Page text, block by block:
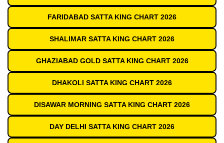
FARIDABAD SATTA KING CHART 2026
SHALIMAR SATTA KING CHART 2026
GHAZIABAD GOLD SATTA KING CHART 2026
DHAKOLI SATTA KING CHART 2026
DISAWAR MORNING SATTA KING CHART 2026
DAY DELHI SATTA KING CHART 2026